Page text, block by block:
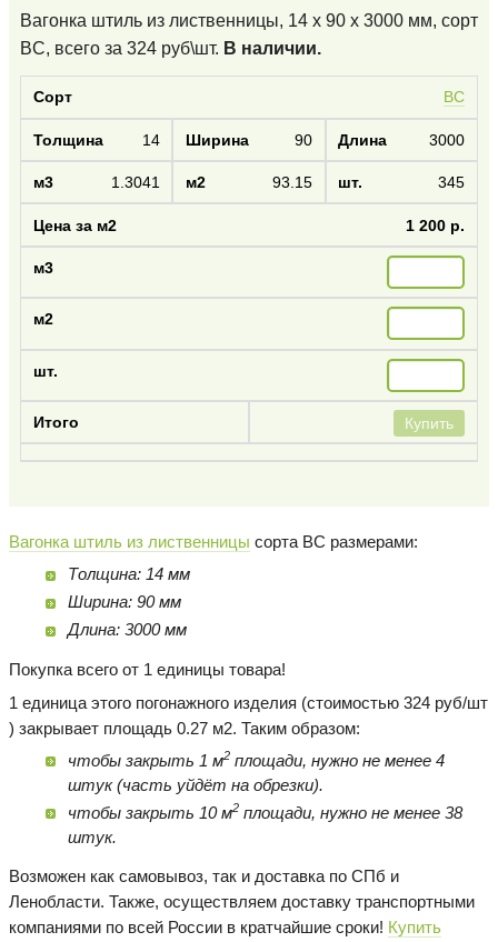
Вагонка штиль из лиственницы, 14 x 90 x 3000 мм, сорт
BC, всего за 324 руб\шт. В наличии.
BC
14 90 3000
1.3041 93.15 345
1 200 р.
Купить
Вагонка штиль из лиственницы сорта BC размерами:
Толщина: 14 мм
Ширина: 90 мм
Длина: 3000 мм
Покупка всего от 1 единицы товара!
1 единица этого погонажного изделия (стоимостью 324 руб/шт
) закрывает площадь 0.27 м2. Таким образом:
чтобы закрыть 1 м2площади, нужно не менее 4
штук (часть уйдёт на обрезки).
чтобы закрыть 10 м2площади, нужно не менее 38
штук.
Возможен как самовывоз, так и доставка по СПб и
Ленобласти. Также, осуществляем доставку транспортными
компаниями по всей России в кратчайшие сроки! Купить